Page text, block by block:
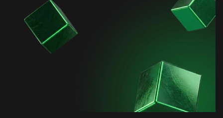
Пентест хмари
Пентест Azure
Пентест AWS
Проведення аудиту безпеки коду